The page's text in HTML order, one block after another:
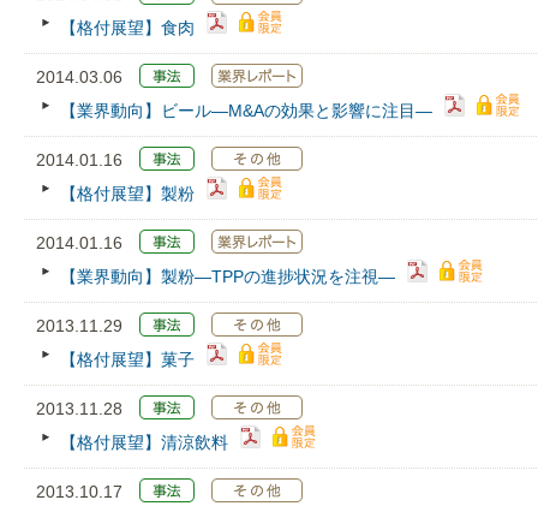
【格付展望】食肉
2014.03.06
【業界動向】ビール―M&Aの効果と影響に注目―
2014.01.16
【格付展望】製粉
2014.01.16
【業界動向】製粉―TPPの進捗状況を注視―
2013.11.29
【格付展望】菓子
2013.11.28
【格付展望】清涼飲料
2013.10.17